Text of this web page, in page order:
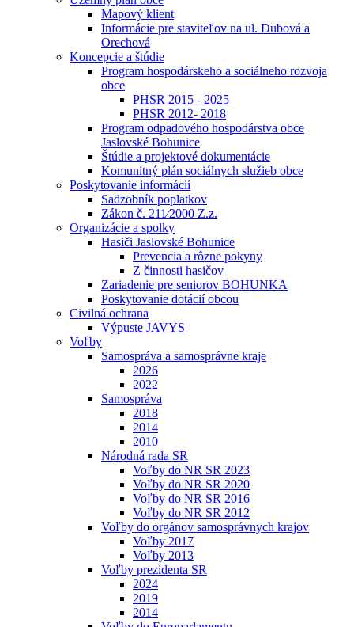
Mapový klient
Informácie pre staviteľov na ul. Dubová a
Orechová
Koncepcie a štúdie
Program hospodárskeho a sociálneho rozvoja
obce
PHSR 2015 - 2025
PHSR 2012- 2018
Program odpadového hospodárstva obce
Jaslovské Bohunice
Štúdie a projektové dokumentácie
Komunitný plán sociálnych služieb obce
Poskytovanie informácií
Sadzobník poplatkov
Zákon č. 211⁄2000 Z.z.
Organizácie a spolky
Hasiči Jaslovské Bohunice
Prevencia a rôzne pokyny
Z činnosti hasičov
Zariadenie pre seniorov BOHUNKA
Poskytovanie dotácií obcou
Civilná ochrana
Výpuste JAVYS
Voľby
Samospráva a samosprávne kraje
2026
2022
Samospráva
2018
2014
2010
Národná rada SR
Voľby do NR SR 2023
Voľby do NR SR 2020
Voľby do NR SR 2016
Voľby do NR SR 2012
Voľby do orgánov samosprávnych krajov
Voľby 2017
Voľby 2013
Voľby prezidenta SR
2024
2019
2014